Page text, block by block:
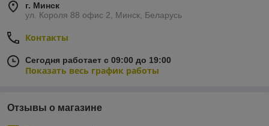
г. Минск
ул. Короля 88 офис 2, Минск, Беларусь
Контакты
Сегодня работает с 09:00 до 19:00
Показать весь график работы
Отзывы о магазине